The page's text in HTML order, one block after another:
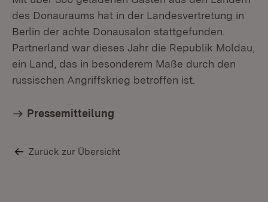
des Donauraums hat in der Landesvertretung in
Berlin der achte Donausalon stattgefunden.
Partnerland war dieses Jahr die Republik Moldau,
ein Land, das in besonderem Maße durch den
russischen Angriffskrieg betroffen ist.
Pressemitteilung
Zurück zur Übersicht